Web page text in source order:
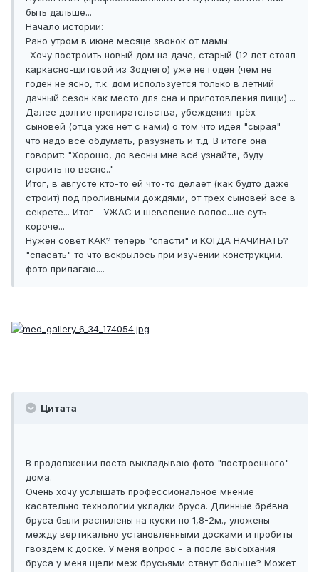
быть дальше...
Начало истории:
Рано утром в июне месяце звонок от мамы:
-Хочу построить новый дом на даче, старый (12 лет стоял
каркасно-щитовой из Зодчего) уже не годен (чем не
годен не ясно, т.к. дом используется только в летний
дачный сезон как место для сна и приготовления пищи)....
Далее долгие препирательства, убеждения трёх
сыновей (отца уже нет с нами) о том что идея "сырая"
что надо всё обдумать, разузнать и т.д. В итоге она
говорит: "Хорошо, до весны мне всё узнайте, буду
строить по весне.."
Итог, в августе кто-то ей что-то делает (как будто даже
строит) под проливными дождями, от трёх сыновей всё в
секрете... Итог - УЖАС и шевеление волос...не суть
короче...
Нужен совет КАК? теперь "спасти" и КОГДА НАЧИНАТЬ?
"спасать" то что вскрылось при изучении конструкции.
фото прилагаю....
Цитата
В продолжении поста выкладываю фото "построенного"
дома.
Очень хочу услышать профессиональное мнение
касательно технологии укладки бруса. Длинные брёвна
бруса были распилены на куски по 1,8-2м., уложены
между вертикально установленными досками и пробиты
гвоздём к доске. У меня вопрос - а после высыхания
бруса у меня щели меж брусьями станут больше? Может